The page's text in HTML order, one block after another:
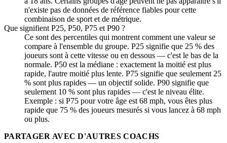
n'existe pas de données de référence fiables pour cette
combinaison de sport et de métrique.
Que signifient P25, P50, P75 et P90 ?
Ce sont des percentiles qui montrent comment une valeur se
compare à l'ensemble du groupe. P25 signifie que 25 % des
joueurs sont à cette vitesse ou en dessous — c'est le bas de la
normale. P50 est la médiane : exactement la moitié est plus
rapide, l'autre moitié plus lente. P75 signifie que seulement 25
% sont plus rapides — un objectif solide. P90 signifie que
seulement 10 % sont plus rapides — c'est le niveau élite.
Exemple : si P75 pour votre âge est 68 mph, vous êtes plus
rapide que 75 % des joueurs mesurés si vous lancez à 68 mph
ou plus.
PARTAGER AVEC D'AUTRES COACHS